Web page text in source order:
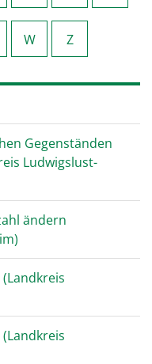
W Z
Gegenständen
Ludwigslust-
ändern